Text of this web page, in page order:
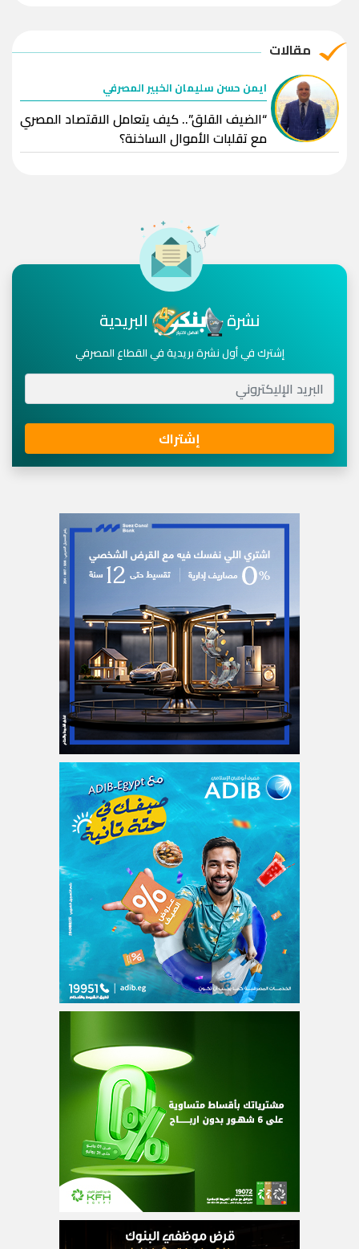
مقالات
ايمن حسن سليمان الخبير المصرفي
“الضيف القلق”.. كيف يتعامل الاقتصاد المصري
مع تقلبات الأموال الساخنة؟
نشرة البريدية
إشترك في أول نشرة بريدية في القطاع المصرفي